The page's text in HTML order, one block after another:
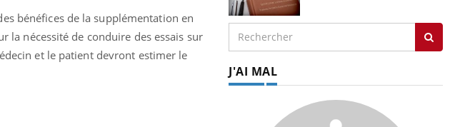
bénéfices de la supplémentation en
la nécessité de conduire des essais sur
et le patient devront estimer le
J'AI MAL